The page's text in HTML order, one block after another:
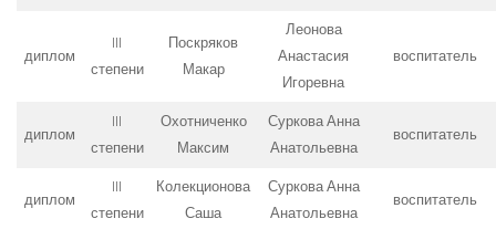
диплом
III
степени
Поскряков
Макар
Леонова
Анастасия
Игоревна
воспитатель
диплом
III
степени
Охотниченко
Максим
Суркова Анна
Анатольевна
воспитатель
диплом
III
степени
Колекционова
Саша
Суркова Анна
Анатольевна
воспитатель